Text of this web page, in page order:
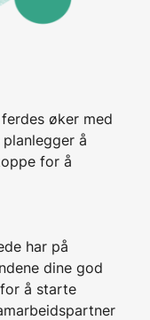
øker med
å
for å
har på
dine god
å starte